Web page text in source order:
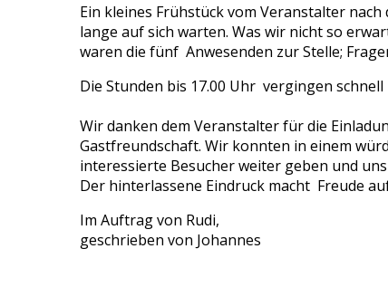
Ein kleines Frühstück vom Veranstalter
lange auf sich warten. Was wir nicht so
waren die fünf Anwesenden zur Stelle;
Die Stunden bis 17.00 Uhr vergingen
Wir danken dem Veranstalter für die
Gastfreundschaft. Wir konnten in einem
interessierte Besucher weiter geben und
Der hinterlassene Eindruck macht Freude
Im Auftrag von Rudi,
geschrieben von Johannes